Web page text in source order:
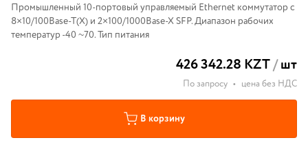
Промышленный 10-портовый управляемый Ethernet коммутатор с
8×10/100Base-T(X) и 2×100/1000Base-X SFP. Диапазон рабочих
температур -40 ~70. Тип питания
426 342.28 KZT/шт
По запросу • цена без НДС
В корзину